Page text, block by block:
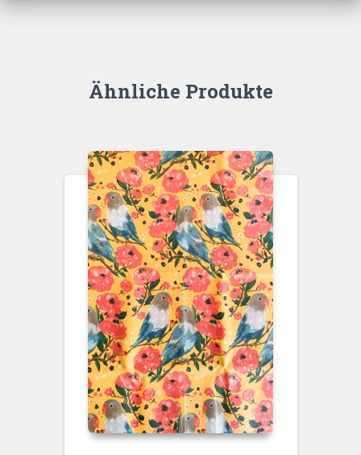
Ähnliche Produkte